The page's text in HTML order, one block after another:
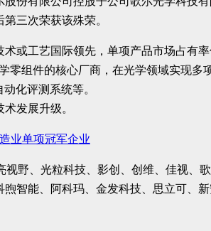
三次荣获该殊荣。
或工艺国际领先，单项产品市场占有
组件的核心厂商，在光学领域实现多
化评测系统等。
发展升级。
业单项冠军企业
野、光粒科技、影创、创维、佳视
智能、阿科玛、金发科技、思立可、